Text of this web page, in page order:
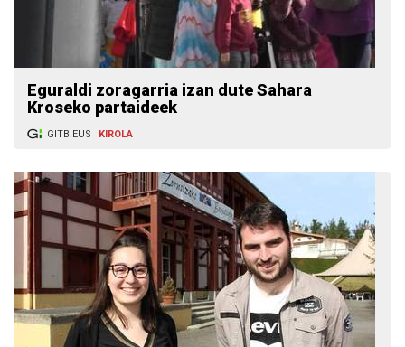
Eguraldi zoragarria izan dute Sahara
Kroseko partaideek
GITB.EUS KIROLA